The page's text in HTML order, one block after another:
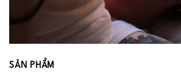
SẢN PHẨM